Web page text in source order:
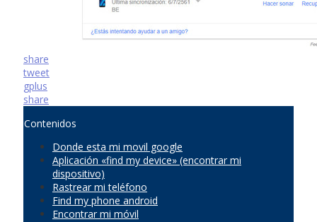
share
tweet
gplus
share
Contenidos
Donde esta mi movil google
Aplicación «find my device» (encontrar mi
dispositivo)
Rastrear mi teléfono
Find my phone android
Encontrar mi móvil